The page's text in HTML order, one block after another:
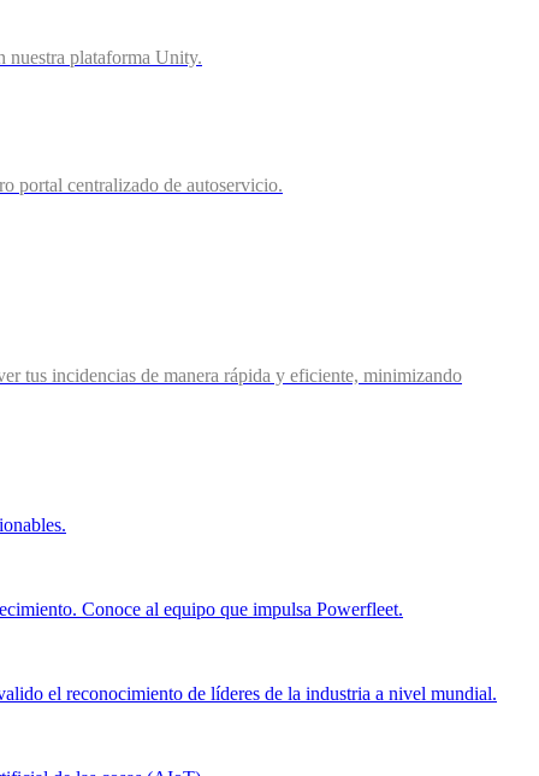
nuestra plataforma Unity.
portal centralizado de autoservicio.
tus incidencias de manera rápida y eficiente, minimizando
Conoce al equipo que impulsa Powerfleet.
el reconocimiento de líderes de la industria a nivel mundial.